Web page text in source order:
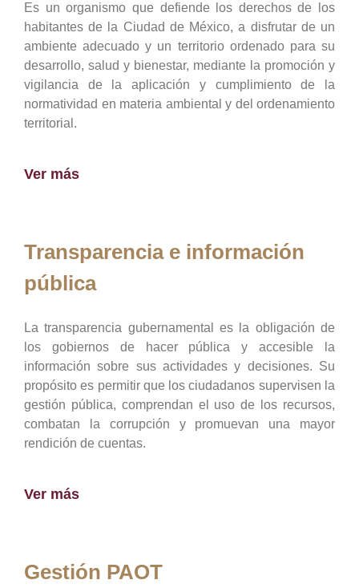
Es un organismo que defiende los derechos de los
habitantes de la Ciudad de México, a disfrutar de un
ambiente adecuado y un territorio ordenado para su
desarrollo, salud y bienestar, mediante la promoción y
vigilancia de la aplicación y cumplimiento de la
normatividad en materia ambiental y del ordenamiento
territorial.
Ver más
Transparencia e información
pública
La transparencia gubernamental es la obligación de
los gobiernos de hacer pública y accesible la
información sobre sus actividades y decisiones. Su
propósito es permitir que los ciudadanos supervisen la
gestión pública, comprendan el uso de los recursos,
combatan la corrupción y promuevan una mayor
rendición de cuentas.
Ver más
Gestión PAOT